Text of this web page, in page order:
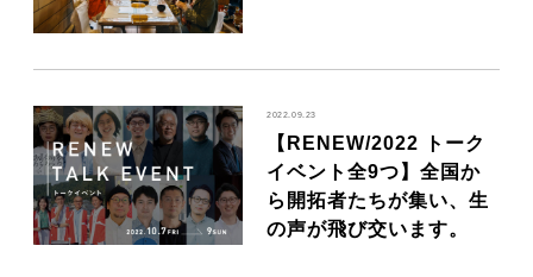
2022.09.23
【RENEW/2022 トーク
イベント全9つ】全国か
ら開拓者たちが集い、生
の声が飛び交います。